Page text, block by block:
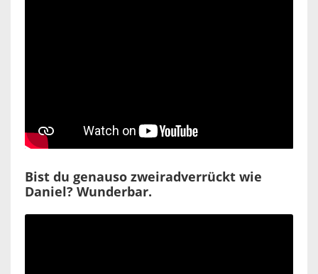
Bist du genauso zweiradverrückt wie
Daniel? Wunderbar.